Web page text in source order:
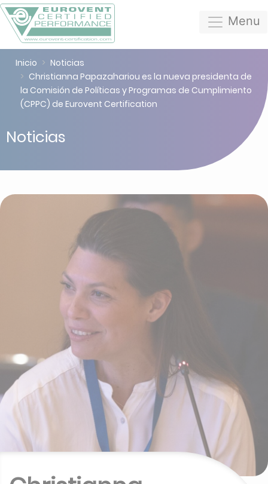
Menu
Inicio
Noticias
Christianna Papazahariou es la nueva presidenta de
la Comisión de Políticas y Programas de Cumplimiento
(CPPC) de Eurovent Certification
Noticias